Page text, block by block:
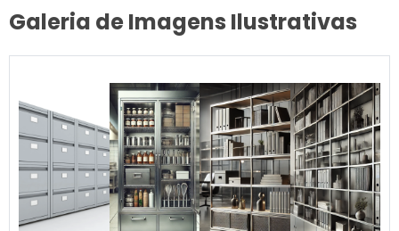
Galeria de Imagens Ilustrativas